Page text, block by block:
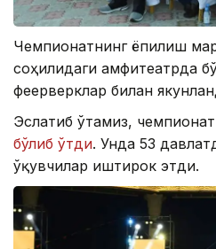
Чемпионатнинг ёпилиш
соҳилидаги амфитеатрда
феерверклар билан
Эслатиб ўтамиз,
бўлиб ўтди. Унда 53
ўқувчилар иштирок этди.